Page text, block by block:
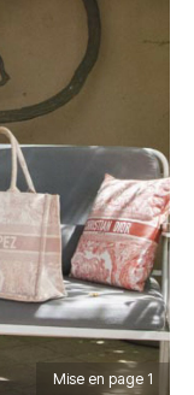
Mise en page 1